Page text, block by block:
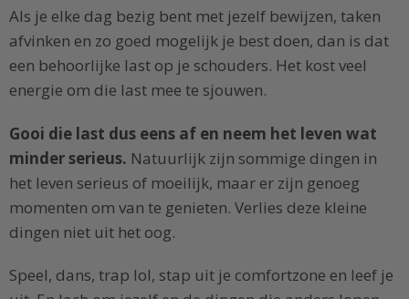
Als je elke dag bezig bent met jezelf bewijzen, taken
afvinken en zo goed mogelijk je best doen, dan is dat
een behoorlijke last op je schouders. Het kost veel
energie om die last mee te sjouwen.
Gooi die last dus eens af en neem het leven wat
minder serieus. Natuurlijk zijn sommige dingen in
het leven serieus of moeilijk, maar er zijn genoeg
momenten om van te genieten. Verlies deze kleine
dingen niet uit het oog.
Speel, dans, trap lol, stap uit je comfortzone en leef je